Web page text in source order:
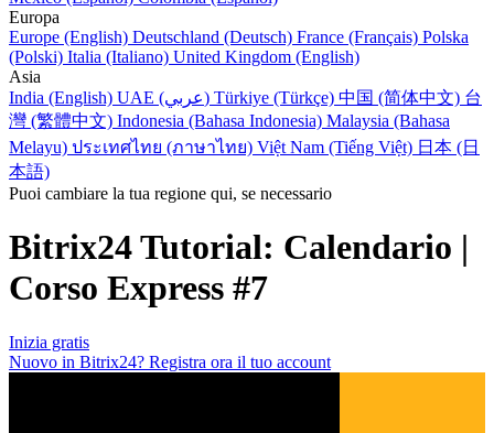
Europa
Europe (English) Deutschland (Deutsch) France (Français) Polska
(Polski) Italia (Italiano) United Kingdom (English)
Asia
India (English)
UAE (عربي) Türkiye (Türkçe) 中国 (简体中文) 台
灣 (繁體中文) Indonesia (Bahasa Indonesia) Malaysia (Bahasa
Melayu) ประเทศไทย (ภาษาไทย) Việt Nam (Tiếng Việt) 日本 (日
本語)
Puoi cambiare la tua regione qui, se necessario
Bitrix24 Tutorial: Calendario |
Corso Express #7
Inizia gratis
Nuovo in Bitrix24? Registra ora il tuo account